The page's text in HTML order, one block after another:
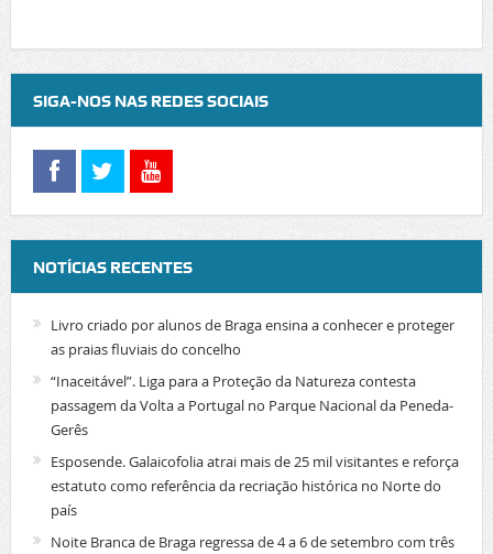
SIGA-NOS NAS REDES SOCIAIS
NOTÍCIAS RECENTES
Livro criado por alunos de Braga ensina a conhecer e proteger
as praias fluviais do concelho
“Inaceitável”. Liga para a Proteção da Natureza contesta
passagem da Volta a Portugal no Parque Nacional da Peneda-
Gerês
Esposende. Galaicofolia atrai mais de 25 mil visitantes e reforça
estatuto como referência da recriação histórica no Norte do
país
Noite Branca de Braga regressa de 4 a 6 de setembro com três